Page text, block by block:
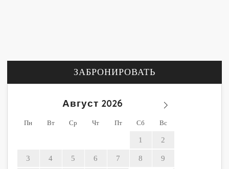
ЗАБРОНИРОВАТЬ
Август
Пн Вт Ср Чт Пт Сб Вс
1 2
3 4 5 6 7 8 9